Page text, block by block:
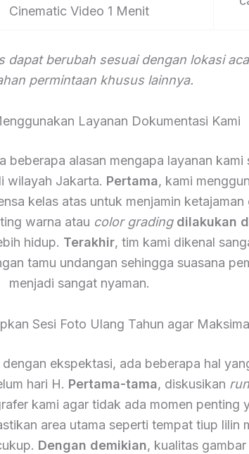
Cinematic Video 1 Menit
dapat berubah sesuai dengan lokasi
permintaan khusus lainnya.
Layanan Dokumentasi Kami
beberapa alasan mengapa layanan kami
wilayah Jakarta. Pertama, kami
kelas atas untuk menjamin ketajaman
warna atau color grading dilakukan
hidup. Terakhir, tim kami dikenal
tamu undangan sehingga suasana
menjadi sangat nyaman.
Sesi Foto Ulang Tahun agar
ekspektasi, ada beberapa hal
hari H. Pertama-tama, diskusikan
kami agar tidak ada momen penting
area utama seperti tempat tiup lilin
Dengan demikian, kualitas